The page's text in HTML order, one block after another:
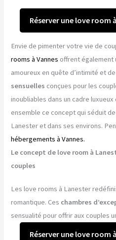
Réserver une love room
Envie de pimenter votre vie de
rooms à Vannes offrent également
amoureux en quête d’intimité et
sensuelles conçues pour les
inoubliables dans un cadre
ensemble ce concept qui séduit
Lanester et dans ses environs.
hébergements à Vannes.
Le concept de love room à
couples
Les love rooms à Lanester
romantique. Ces chambres
sensualité pour offrir aux couples
Réserver une love room